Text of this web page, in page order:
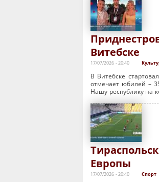
Витебске
17/07/2026 - 20:40
В Витебске
отмечает юбилей –
Нашу республику на
Европы
17/07/2026 - 20:40 Спорт